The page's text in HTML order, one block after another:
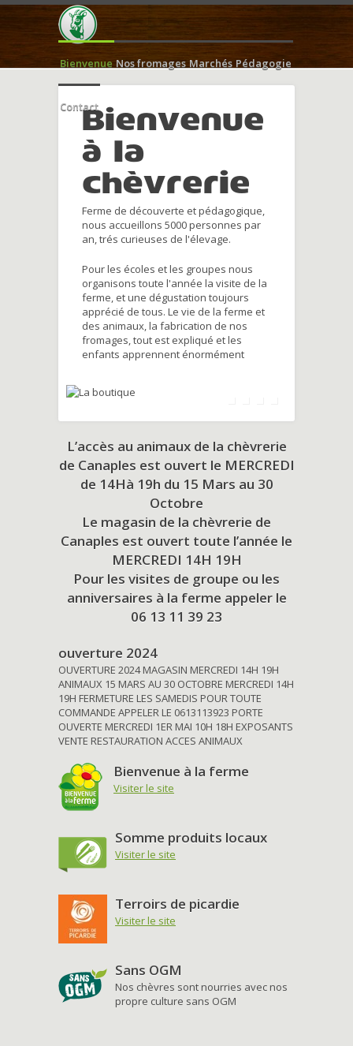
Bienvenue Nos fromages Marchés Pédagogie
ContactBienvenue
à la
chèvrerie
Ferme de découverte et pédagogique,
nous accueillons 5000 personnes par
an, trés curieuses de l'élevage.
Pour les écoles et les groupes nous
organisons toute l'année la visite de la
ferme, et une dégustation toujours
apprécié de tous. Le vie de la ferme et
des animaux, la fabrication de nos
fromages, tout est expliqué et les
enfants apprennent énormément
L’accès au animaux de la chèvrerie
de Canaples est ouvert le MERCREDI
de 14Hà 19h du 15 Mars au 30
Octobre
Le magasin de la chèvrerie de
Canaples est ouvert toute l’année le
MERCREDI 14H 19H
Pour les visites de groupe ou les
anniversaires à la ferme appeler le
06 13 11 39 23
ouverture 2024
OUVERTURE 2024 MAGASIN MERCREDI 14H 19H
ANIMAUX 15 MARS AU 30 OCTOBRE MERCREDI 14H
19H FERMETURE LES SAMEDIS POUR TOUTE
COMMANDE APPELER LE 0613113923 PORTE
OUVERTE MERCREDI 1ER MAI 10H 18H EXPOSANTS
VENTE RESTAURATION ACCES ANIMAUX
Bienvenue à la ferme
Visiter le site
Somme produits locaux
Visiter le site
Terroirs de picardie
Visiter le site
Sans OGM
Nos chèvres sont nourries avec nos
propre culture sans OGM